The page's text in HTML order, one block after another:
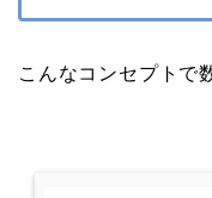
こんなコンセプトで